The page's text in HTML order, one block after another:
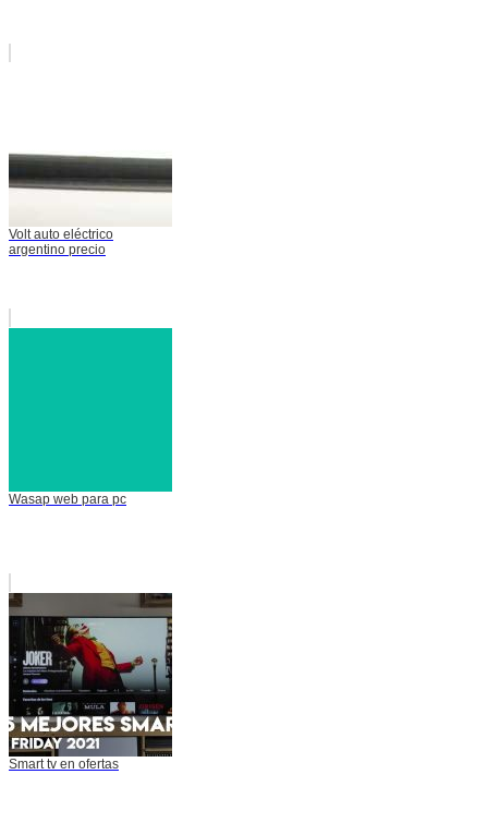
Volt auto eléctrico
argentino precio
Wasap web para pc
Smart tv en ofertas